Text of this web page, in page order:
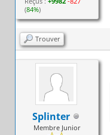
(84%)
Trouver
Splinter
Membre Junior